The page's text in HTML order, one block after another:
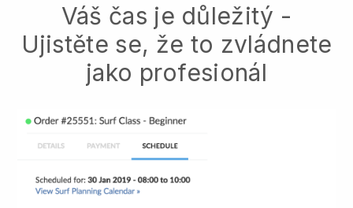
Váš čas je důležitý -
Ujistěte se, že to zvládnete
jako profesionál